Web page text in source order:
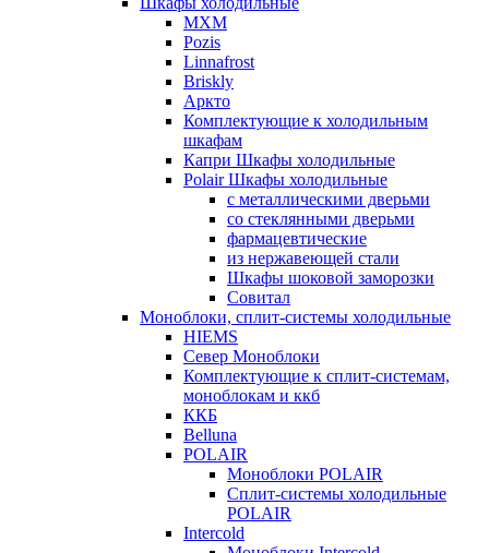
МХМ
Pozis
Linnafrost
Briskly
Аркто
Комплектующие к холодильным
шкафам
Капри Шкафы холодильные
Polair Шкафы холодильные
с металлическими дверьми
со стеклянными дверьми
фармацевтические
из нержавеющей стали
Шкафы шоковой заморозки
Совитал
Моноблоки, сплит-системы холодильные
HIEMS
Север Моноблоки
Комплектующие к сплит-системам,
моноблокам и ккб
ККБ
Belluna
POLAIR
Моноблоки POLAIR
Сплит-системы холодильные
POLAIR
Intercold